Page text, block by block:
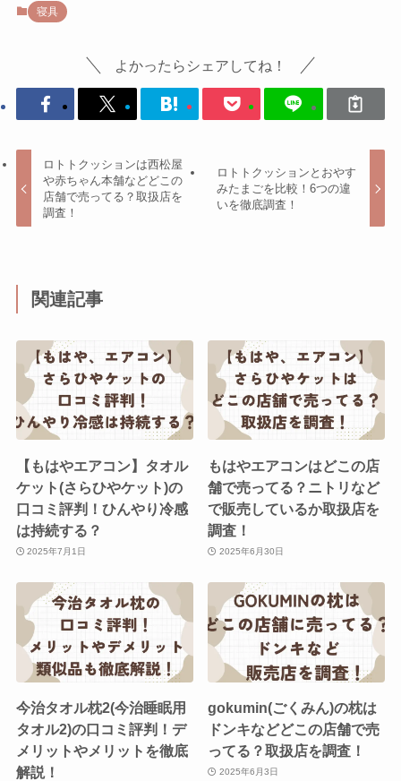
寝具
よかったらシェアしてね！
ロトトクッションは西松屋
や赤ちゃん本舗などどこの
店舗で売ってる？取扱店を
調査！
ロトトクッションとおやす
みたまごを比較！6つの違
いを徹底調査！
関連記事
【もはやエアコン】タオル
ケット(さらひやケット)の
口コミ評判！ひんやり冷感
は持続する？
2025年7月1日
もはやエアコンはどこの店
舗で売ってる？ニトリなど
で販売しているか取扱店を
調査！
2025年6月30日
今治タオル枕2(今治睡眠用
タオル2)の口コミ評判！デ
メリットやメリットを徹底
解説！
gokumin(ごくみん)の枕は
ドンキなどどこの店舗で売
ってる？取扱店を調査！
2025年6月3日